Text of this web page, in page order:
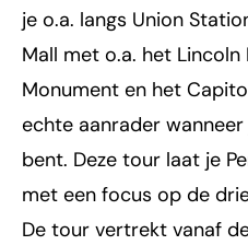
je o.a. langs Union
Mall met o.a. het
Monument en het
echte aanrader
bent. Deze tour laat je
met een focus op de
De tour vertrekt vanaf